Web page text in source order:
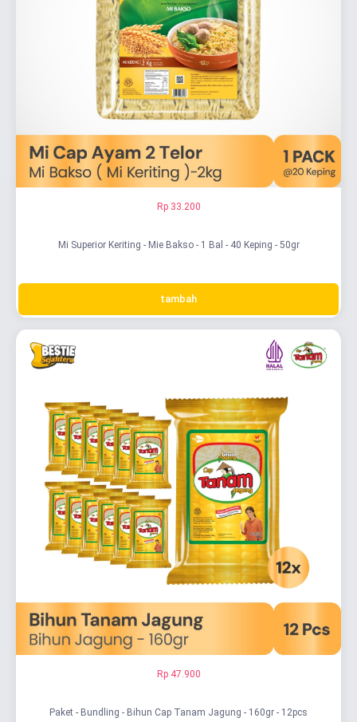
Rp 33.200
Mi Superior Keriting - Mie Bakso - 1 Bal - 40 Keping - 50gr
tambah
Rp 47.900
Paket - Bundling - Bihun Cap Tanam Jagung - 160gr - 12pcs